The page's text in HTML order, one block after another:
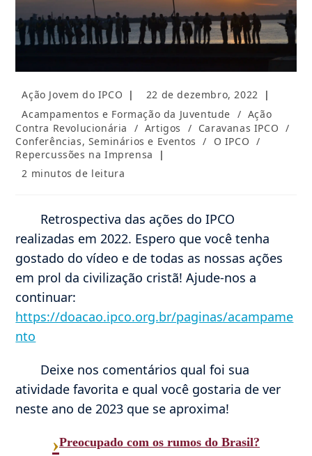
Autor
post:
Ação Jovem do IPCO
Post
22 de dezembro, 2022
Categoria
do
post:
Acampamentos e Formação da Juventude / Ação
Contra Revolucionária
/ Artigos / Caravanas IPCO /
Conferências, Seminários e Eventos
/ O IPCO /
Repercussões na Imprensa
Tempo
2 minutos de leitura
Retrospectiva das ações do IPCO
realizadas em 2022. Espero que você tenha
gostado do vídeo e de todas as nossas ações
em prol da civilização cristã! Ajude-nos a
continuar:
https://doacao.ipco.org.br/paginas/acampame
nto
Deixe nos comentários qual foi sua
atividade favorita e qual você gostaria de ver
neste ano de 2023 que se aproxima!
›Preocupado com os rumos do Brasil?